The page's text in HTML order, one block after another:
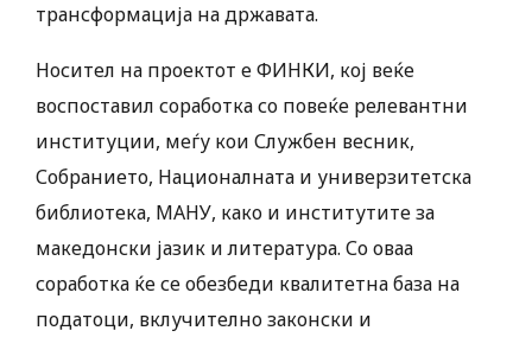
трансформација на државата.
Носител на проектот е ФИНКИ, кој веќе
воспоставил соработка со повеќе релевантни
институции, меѓу кои Службен весник,
Собранието, Националната и универзитетска
библиотека, МАНУ, како и институтите за
македонски јазик и литература. Со оваа
соработка ќе се обезбеди квалитетна база на
податоци, вклучително законски и